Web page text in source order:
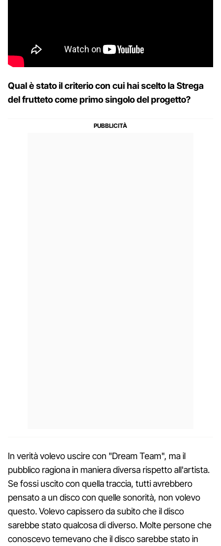
Qual è stato il criterio con cui hai scelto la Strega
del frutteto come primo singolo del progetto?
In verità volevo uscire con "Dream Team", ma il
pubblico ragiona in maniera diversa rispetto all'artista.
Se fossi uscito con quella traccia, tutti avrebbero
pensato a un disco con quelle sonorità, non volevo
questo. Volevo capissero da subito che il disco
sarebbe stato qualcosa di diverso. Molte persone che
conoscevo temevano che il disco sarebbe stato in